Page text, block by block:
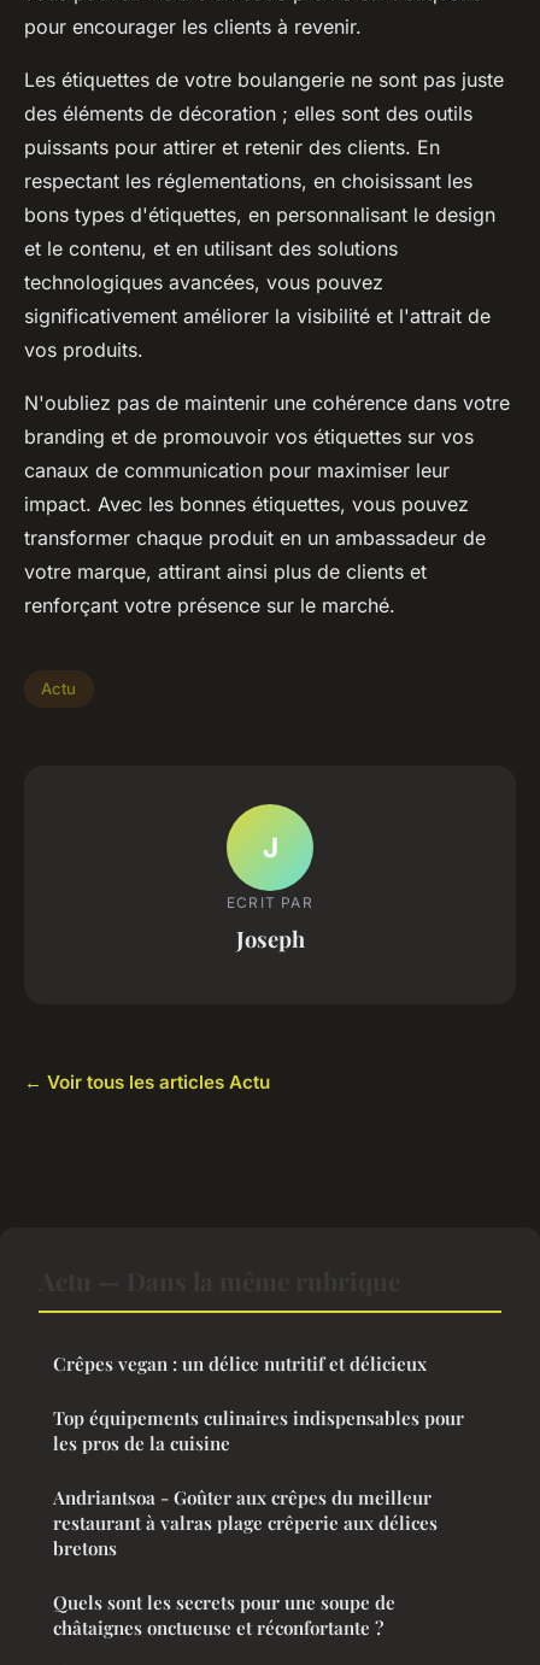
pour encourager les clients à revenir.
Les étiquettes de votre boulangerie ne sont pas juste
des éléments de décoration ; elles sont des outils
puissants pour attirer et retenir des clients. En
respectant les réglementations, en choisissant les
bons types d'étiquettes, en personnalisant le design
et le contenu, et en utilisant des solutions
technologiques avancées, vous pouvez
significativement améliorer la visibilité et l'attrait de
vos produits.
N'oubliez pas de maintenir une cohérence dans votre
branding et de promouvoir vos étiquettes sur vos
canaux de communication pour maximiser leur
impact. Avec les bonnes étiquettes, vous pouvez
transformer chaque produit en un ambassadeur de
votre marque, attirant ainsi plus de clients et
renforçant votre présence sur le marché.
Actu
J
ECRIT PAR
Joseph
← Voir tous les articles Actu
Crêpes vegan : un délice nutritif et délicieux
Top équipements culinaires indispensables pour
les pros de la cuisine
Andriantsoa - Goûter aux crêpes du meilleur
restaurant à valras plage crêperie aux délices
bretons
Quels sont les secrets pour une soupe de
châtaignes onctueuse et réconfortante ?